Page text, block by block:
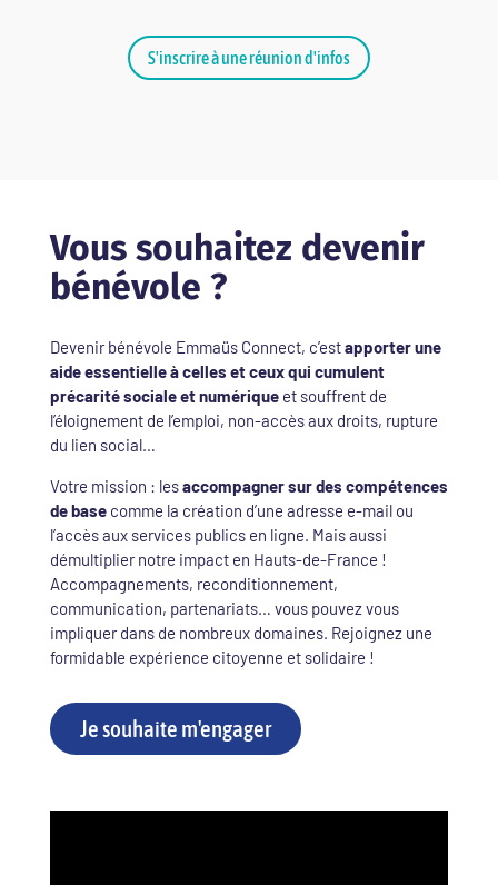
S'inscrire à une réunion d'infos
Vous souhaitez devenir
bénévole ?
Devenir bénévole Emmaüs Connect, c’estapporter une
aide essentielle à celles et ceux qui cumulent
précarité sociale et numériqueet souffrent de
l’éloignement de l’emploi, non-accès aux droits, rupture
du lien social…
Votre mission : lesaccompagner sur des compétences
de basecomme la création d’une adresse e-mail ou
l’accès aux services publics en ligne. Mais aussi
démultiplier notre impact en Hauts-de-France !
Accompagnements, reconditionnement,
communication, partenariats… vous pouvez vous
impliquer dans de nombreux domaines. Rejoignez une
formidable expérience citoyenne et solidaire !
Je souhaite m'engager